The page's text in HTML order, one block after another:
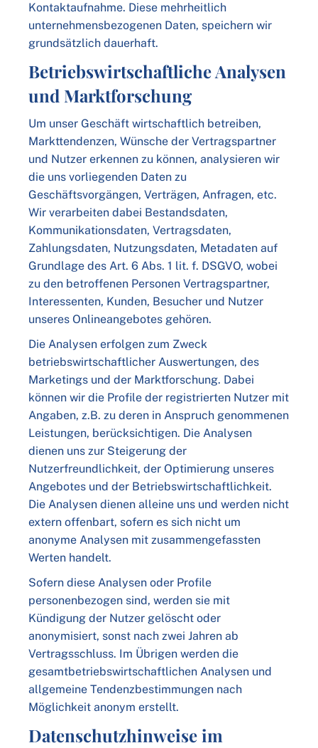
Kontaktaufnahme. Diese mehrheitlich
unternehmensbezogenen Daten, speichern wir
grundsätzlich dauerhaft.
Betriebswirtschaftliche Analysen
und Marktforschung
Um unser Geschäft wirtschaftlich betreiben,
Markttendenzen, Wünsche der Vertragspartner
und Nutzer erkennen zu können, analysieren wir
die uns vorliegenden Daten zu
Geschäftsvorgängen, Verträgen, Anfragen, etc.
Wir verarbeiten dabei Bestandsdaten,
Kommunikationsdaten, Vertragsdaten,
Zahlungsdaten, Nutzungsdaten, Metadaten auf
Grundlage des Art. 6 Abs. 1 lit. f. DSGVO, wobei
zu den betroffenen Personen Vertragspartner,
Interessenten, Kunden, Besucher und Nutzer
unseres Onlineangebotes gehören.
Die Analysen erfolgen zum Zweck
betriebswirtschaftlicher Auswertungen, des
Marketings und der Marktforschung. Dabei
können wir die Profile der registrierten Nutzer mit
Angaben, z.B. zu deren in Anspruch genommenen
Leistungen, berücksichtigen. Die Analysen
dienen uns zur Steigerung der
Nutzerfreundlichkeit, der Optimierung unseres
Angebotes und der Betriebswirtschaftlichkeit.
Die Analysen dienen alleine uns und werden nicht
extern offenbart, sofern es sich nicht um
anonyme Analysen mit zusammengefassten
Werten handelt.
Sofern diese Analysen oder Profile
personenbezogen sind, werden sie mit
Kündigung der Nutzer gelöscht oder
anonymisiert, sonst nach zwei Jahren ab
Vertragsschluss. Im Übrigen werden die
gesamtbetriebswirtschaftlichen Analysen und
allgemeine Tendenzbestimmungen nach
Möglichkeit anonym erstellt.
Datenschutzhinweise im